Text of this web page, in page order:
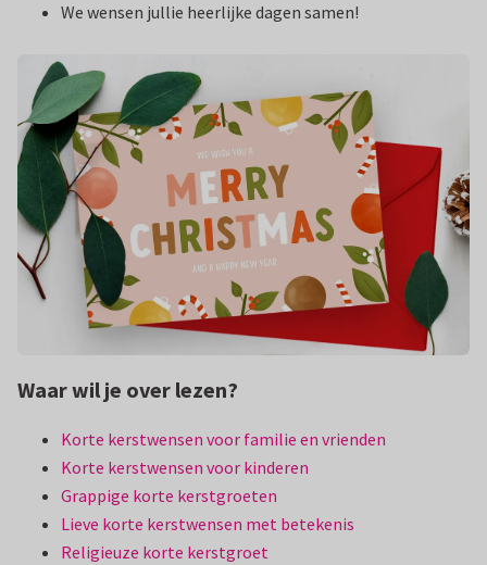
We wensen jullie heerlijke dagen samen!
Waar wil je over lezen?
Korte kerstwensen voor familie en vrienden
Korte kerstwensen voor kinderen
Grappige korte kerstgroeten
Lieve korte kerstwensen met betekenis
Religieuze korte kerstgroet